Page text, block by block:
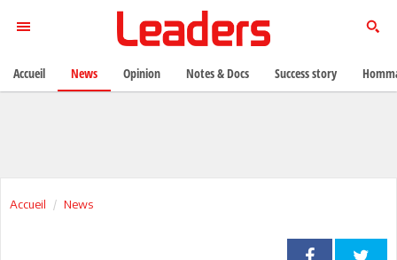
Accueil News
Accueil News Opinion Notes & Docs Success story